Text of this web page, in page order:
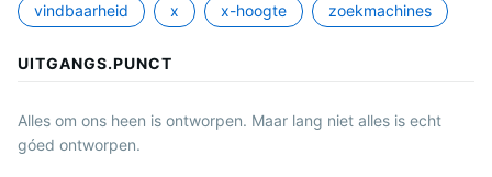
vindbaarheid x x-hoogte zoekmachines
UITGANGS.PUNCT
Alles om ons heen is ontworpen. Maar lang niet alles is echt
góed ontworpen.